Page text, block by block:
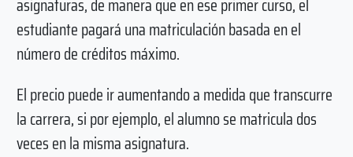
estudiante pagará una matriculación basada en el
número de créditos máximo.
El precio puede ir aumentando a medida que transcurre
la carrera, si por ejemplo, el alumno se matricula dos
veces en la misma asignatura.